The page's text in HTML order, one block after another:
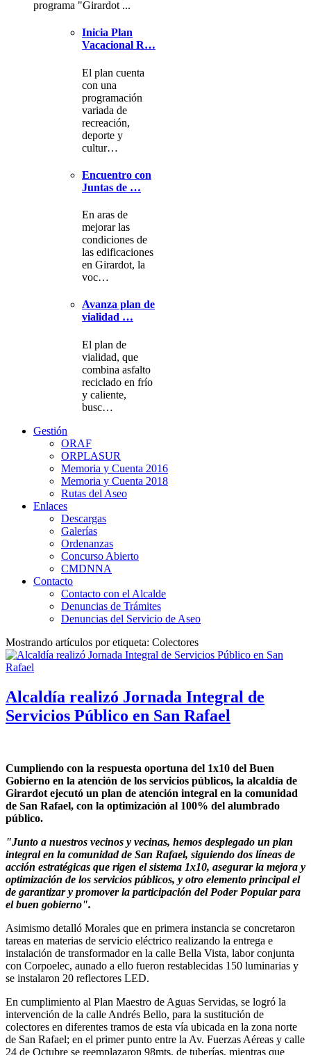
programa "Girardot ...
Inicia Plan
Vacacional R…
El plan cuenta
con una
programación
variada de
recreación,
deporte y
cultur…
Encuentro con
Juntas de …
En aras de
mejorar las
condiciones de
las edificaciones
en Girardot, la
voc…
Avanza plan de
vialidad …
El plan de
vialidad, que
combina asfalto
reciclado en frío
y caliente,
busc…
Gestión
ORAF
ORPLASUR
Memoria y Cuenta 2016
Memoria y Cuenta 2018
Rutas del Aseo
Enlaces
Descargas
Galerías
Ordenanzas
Concurso Abierto
CMDNNA
Contacto
Contacto con el Alcalde
Denuncias de Trámites
Denuncias del Servicio de Aseo
Mostrando artículos por etiqueta: Colectores
Alcaldía realizó Jornada Integral de
Servicios Público en San Rafael
Cumpliendo con la respuesta oportuna del 1x10 del Buen
Gobierno en la atención de los servicios públicos, la alcaldía de
Girardot ejecutó un plan de atención integral en la comunidad
de San Rafael, con la optimización al 100% del alumbrado
público.
"Junto a nuestros vecinos y vecinas, hemos desplegado un plan
integral en la comunidad de San Rafael, siguiendo dos líneas de
acción estratégicas que rigen el sistema 1x10, asegurar la mejora y
optimización de los servicios públicos, y otro elemento principal el
de garantizar y promover la participación del Poder Popular para
el buen gobierno".
Asimismo detalló Morales que en primera instancia se concretaron
tareas en materias de servicio eléctrico realizando la entrega e
instalación de transformador en la calle Bella Vista, labor conjunta
con Corpoelec, aunado a ello fueron restablecidas 150 luminarias y
se instalaron 20 reflectores LED.
En cumplimiento al Plan Maestro de Aguas Servidas, se logró la
intervención de la calle Andrés Bello, para la sustitución de
colectores en diferentes tramos de esta vía ubicada en la zona norte
de San Rafael; en el primer punto entre la Av. Fuerzas Aéreas y calle
24 de Octubre se reemplazaron 98mts. de tuberías, mientras que